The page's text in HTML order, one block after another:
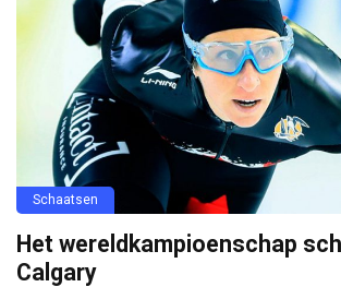
Schaatsen
Het wereldkampioenschap
Calgary